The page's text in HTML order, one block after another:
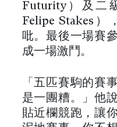
Futurity）及二
Felipe Stakes）
吡。最後一場賽
成一場激鬥。
「五匹賽駒的賽
是一團糟。」他
貼近欄競跑，讓